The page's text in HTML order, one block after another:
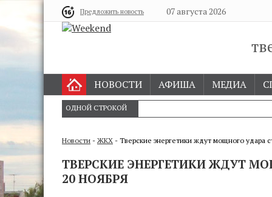
Предложить новость 07 августа 2026
НОВОСТИ
АФИША МЕДИА
ОДНОЙ СТРОКОЙ
Новости - ЖКХ - Тверские энергетики ждут мощного удара
ТВЕРСКИЕ ЭНЕРГЕТИКИ ЖДУТ
20 НОЯБРЯ